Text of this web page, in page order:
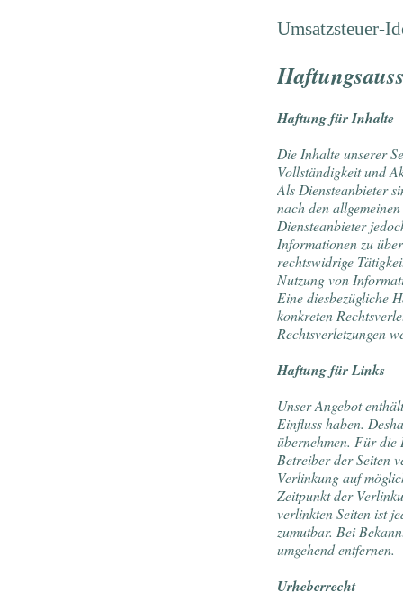
Umsatzsteuer-
H
Haftung für Inhalte
Die Inhalte unserer
Vollständigkeit und
Als Diensteanbieter
nach den
Diensteanbieter
Informationen zu
rechtswidrige
Nutzung von
Eine diesbezügliche
konkreten
Rechtsverletzungen
Haftung für Links
Unser Angebot
Einfluss haben.
übernehmen. Für die
Betreiber der Seiten
Verlinkung auf
Zeitpunkt der
verlinkten Seiten ist
zumutbar. Bei
umgehend entfernen.
Urheberrecht